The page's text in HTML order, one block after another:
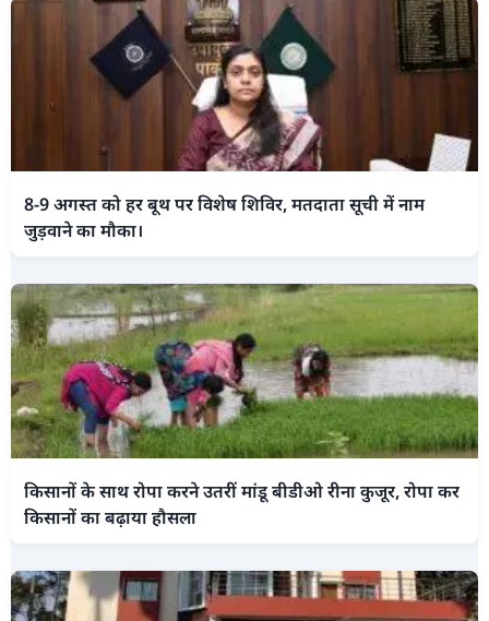
8-9 अगस्त को हर बूथ पर विशेष शिविर, मतदाता सूची में नाम
जुड़वाने का मौका।
किसानों के साथ रोपा करने उतरीं मांडू बीडीओ रीना कुजूर, रोपा कर
किसानों का बढ़ाया हौसला